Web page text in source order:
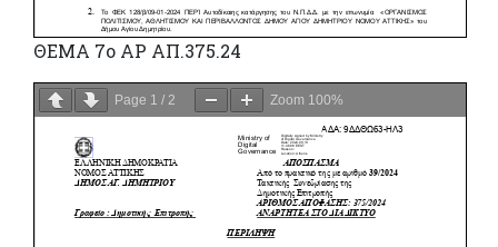
ΘΕΜΑ 7ο ΑΡ ΑΠ.375.24
Page 1 / 2 Zoom 100%